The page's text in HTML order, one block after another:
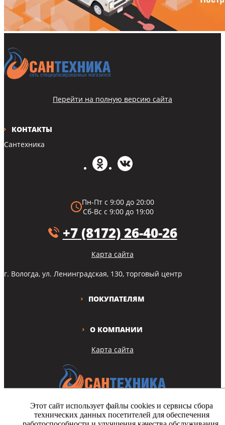
Copyright © Все права защищены
Карта сайта
О КОМПАНИИ
ПОКУПАТЕЛЯМ
КОНТАКТЫ
Сантехника
Пн-Пт с 9:00 до 20:00
Сб-Вс с 9:00 до 19:00
+7 (8172) 26-40-26
Карта сайта
г. Вологда, ул. Ленинградская, 130, торговый центр
Перейти на полную версию сайта
Этот сайт использует файлы cookies и сервисы сбора
технических данных посетителей для обеспечения